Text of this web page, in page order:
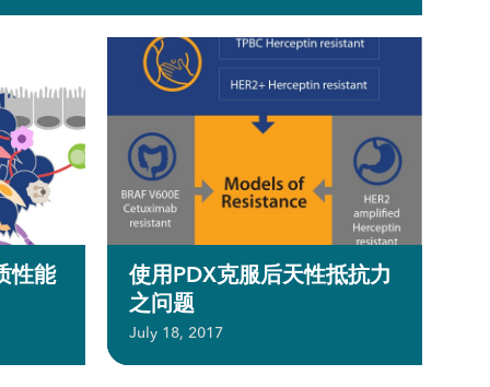
性能
使用PDX克服后天性抵抗力
之问题
July 18, 2017